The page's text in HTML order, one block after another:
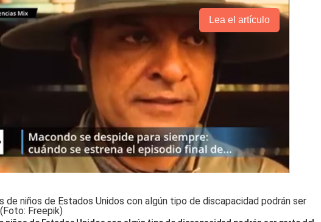
Lea el artículo